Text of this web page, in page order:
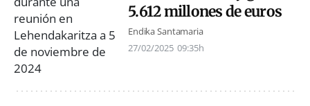
5.612 millones de euros
Endika Santamaria
27/02/2025 09:35h